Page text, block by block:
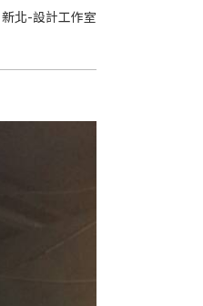
新北-設計工作室